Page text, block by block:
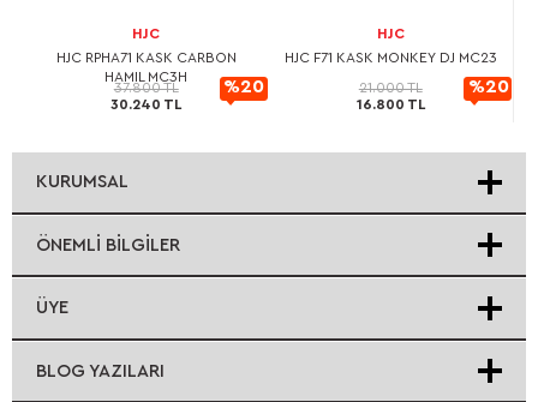
HJC
HJC RPHA71 KASK CARBON
HAMIL MC3H
37.800 TL
30.240 TL
%20
indirimli
HJC
HJC F71 KASK MONKEY DJ MC23
21.000 TL
16.800 TL
%20
indirimli
KURUMSAL
ÖNEMLI BILGILER
ÜYE
BLOG YAZILARI